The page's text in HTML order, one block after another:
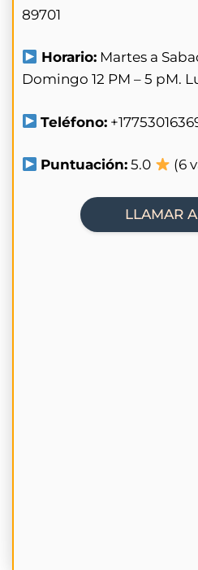
89701
Horario: Martes a
Domingo 12 PM – 5 pM.
Teléfono:
Puntuación: 5.0 (6
LLAMAR